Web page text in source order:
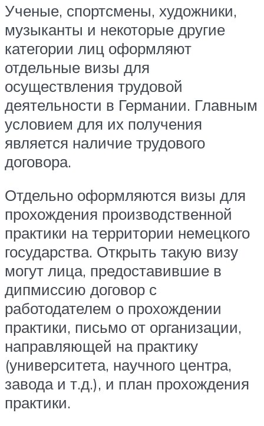
Ученые, спортсмены, художники,
музыканты и некоторые другие
категории лиц оформляют
отдельные визы для
осуществления трудовой
деятельности в Германии. Главным
условием для их получения
является наличие трудового
договора.
Отдельно оформляются визы для
прохождения производственной
практики на территории немецкого
государства. Открыть такую визу
могут лица, предоставившие в
дипмиссию договор с
работодателем о прохождении
практики, письмо от организации,
направляющей на практику
(университета, научного центра,
завода и т.д.), и план прохождения
практики.